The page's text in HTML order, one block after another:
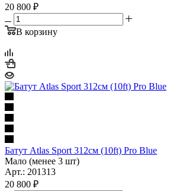
20 800 ₽
В корзину
Батут Atlas Sport 312см (10ft) Pro Blue
Мало (менее 3 шт)
Арт.: 201313
20 800 ₽